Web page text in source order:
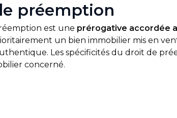
préemption
est une prérogative accordée
un bien immobilier mis en
Les spécificités du droit de
concerné.